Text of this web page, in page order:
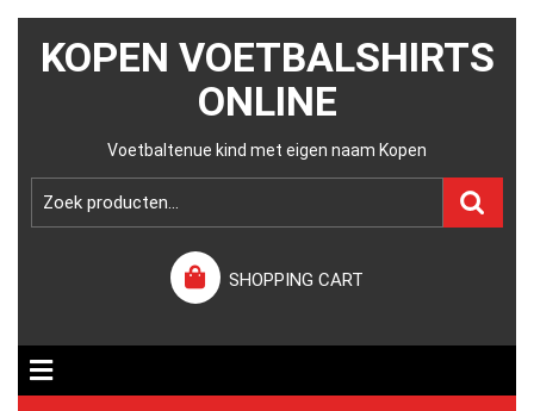
KOPEN VOETBALSHIRTS
ONLINE
Voetbaltenue kind met eigen naam Kopen
SHOPPING CART